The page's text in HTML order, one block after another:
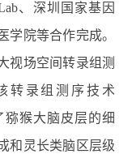
、深圳国家基因
学院等合作完成。
视场空间转录组测
转录组测序技术
猕猴大脑皮层的细
和灵长类脑区层级